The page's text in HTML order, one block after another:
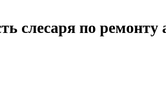
слесаря по